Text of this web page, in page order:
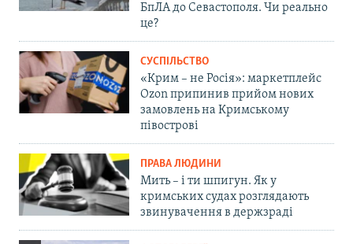
БпЛА до Севастополя. Чи реально
це?
СУСПІЛЬСТВО
«Крим – не Росія»: маркетплейс
Ozon припинив прийом нових
замовлень на Кримському
півострові
ПРАВА ЛЮДИНИ
Мить – і ти шпигун. Як у
кримських судах розглядають
звинувачення в держзраді